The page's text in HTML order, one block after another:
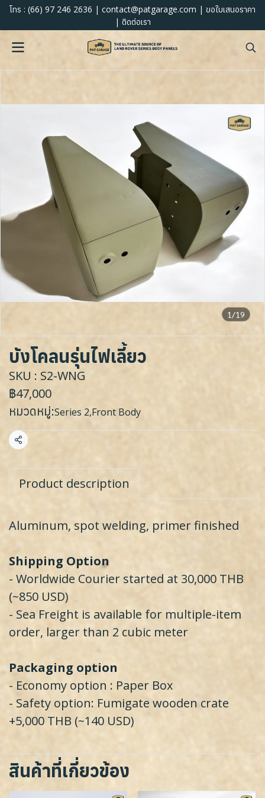
โทร : (66) 97 246 2636 | contact@patgarage.com | ขอใบเสนอราคา
| ติดต่อเรา
1/19
บังโคลนรุ่นไฟเลี้ยว
SKU : S2-WNG
฿47,000
หมวดหมู่:Series 2,Front Body
แชร์
Product description
Aluminum, spot welding, primer finished
Shipping Option
- Worldwide Courier started at 30,000 THB
(~850 USD)
- Sea Freight is available for multiple-item
order, larger than 2 cubic meter
Packaging option
- Economy option : Paper Box
- Safety option: Fumigate wooden crate
+5,000 THB (~140 USD)
สินค้าที่เกี่ยวข้อง